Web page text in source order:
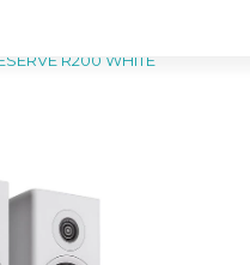
R200 WHITE